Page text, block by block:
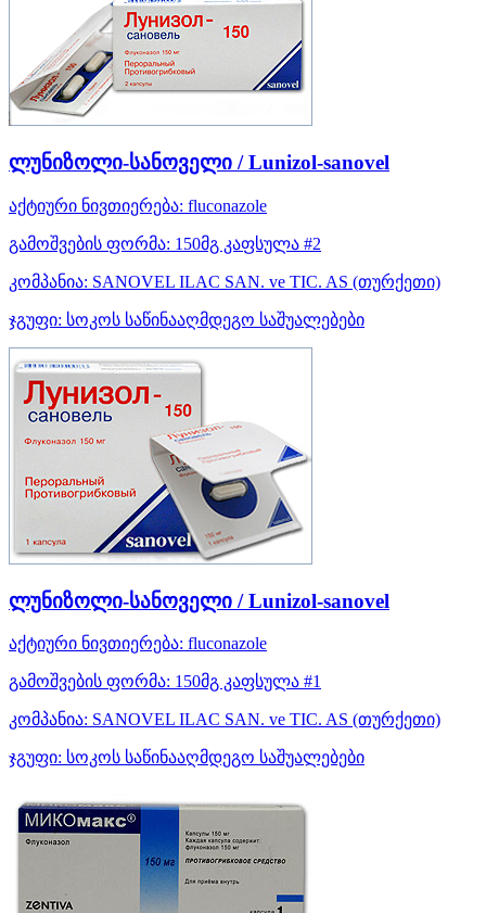
ლუნიზოლი-სანოველი / Lunizol-sanovel
აქტიური ნივთიერება: fluconazole
გამოშვების ფორმა: 150მგ კაფსულა #2
კომპანია: SANOVEL ILAC SAN. ve TIC. AS (თურქეთი)
ჯგუფი: სოკოს საწინააღმდეგო საშუალებები
ლუნიზოლი-სანოველი / Lunizol-sanovel
აქტიური ნივთიერება: fluconazole
გამოშვების ფორმა: 150მგ კაფსულა #1
კომპანია: SANOVEL ILAC SAN. ve TIC. AS (თურქეთი)
ჯგუფი: სოკოს საწინააღმდეგო საშუალებები